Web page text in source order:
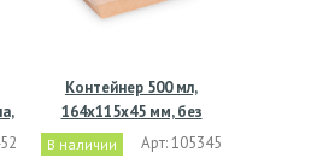
Контейнер 500 мл,
164х115х45 мм, без
окна,…
В наличии Арт: 105345